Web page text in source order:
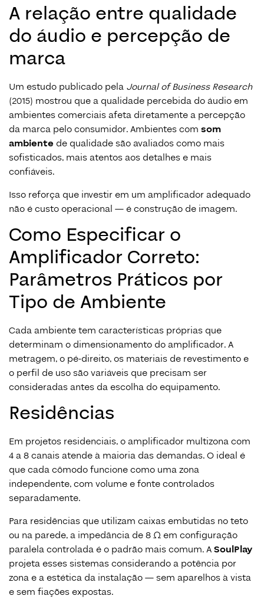
A relação entre qualidade
do áudio e percepção de
marca
Um estudo publicado pela Journal of Business Research
(2015) mostrou que a qualidade percebida do áudio em
ambientes comerciais afeta diretamente a percepção
da marca pelo consumidor. Ambientes com som
ambiente de qualidade são avaliados como mais
sofisticados, mais atentos aos detalhes e mais
confiáveis.
Isso reforça que investir em um amplificador adequado
não é custo operacional — é construção de imagem.
Como Especificar o
Amplificador Correto:
Parâmetros Práticos por
Tipo de Ambiente
Cada ambiente tem características próprias que
determinam o dimensionamento do amplificador. A
metragem, o pé-direito, os materiais de revestimento e
o perfil de uso são variáveis que precisam ser
consideradas antes da escolha do equipamento.
Residências
Em projetos residenciais, o amplificador multizona com
4 a 8 canais atende à maioria das demandas. O ideal é
que cada cômodo funcione como uma zona
independente, com volume e fonte controlados
separadamente.
Para residências que utilizam caixas embutidas no teto
ou na parede, a impedância de 8 Ω em configuração
paralela controlada é o padrão mais comum. ASoulPlay
projeta esses sistemas considerando a potência por
zona e a estética da instalação — sem aparelhos à vista
e sem fiações expostas.